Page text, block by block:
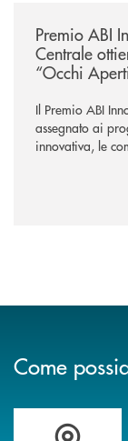
Premio ABI
Centrale
“Occhi
Il Premio ABI
assegnato ai
innovativa, le
operazioni e
Come
Accedi all' elenco